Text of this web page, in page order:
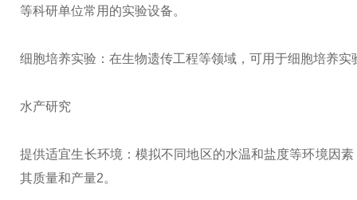
等科研单位常用的实验设备。
细胞培养实验：在生物遗传工程等领域，可用于细胞培养
水产研究
提供适宜生长环境：模拟不同地区的水温和盐度等环境因
其质量和产量2。